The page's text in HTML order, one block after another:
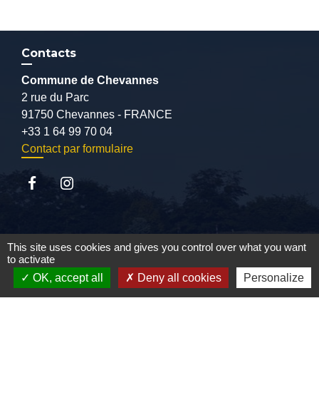
Contacts
Commune de Chevannes
2 rue du Parc
91750 Chevannes - FRANCE
+33 1 64 99 70 04
Contact par formulaire
Liens
CCVE
SIARCE
This site uses cookies and gives you control over what you want
to activate
OK, accept all
Deny all cookies Personalize